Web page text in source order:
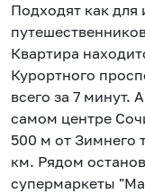
Подходят как
Квартира
Курортного
всего за 7 минут.
самом центре
500 м от Зимнего
км. Рядом
супермаркеты